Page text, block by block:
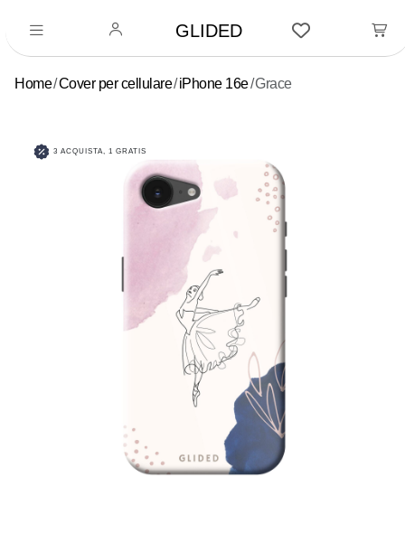
GLIDED
Home Cover per cellulare iPhone 16e Grace
3 ACQUISTA, 1 GRATIS